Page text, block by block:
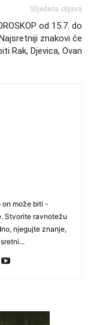
Slijedeća objava
od 15.7. do
znakovi će
Rak, Djevica, Ovan
on može biti -
Stvorite ravnotežu
njegujte znanje,